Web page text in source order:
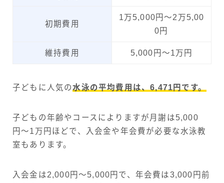
初期費用
1万5,000円〜2万5,00
0円
維持費用 5,000円〜1万円
子どもに人気の水泳の平均費用は、6,471円です。
子どもの年齢やコースによりますが月謝は5,000
円〜1万円ほどで、入会金や年会費が必要な水泳教
室もあります。
入会金は2,000円〜5,000円で、年会費は3,000円前